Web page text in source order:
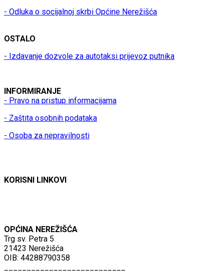
- Odluka o socijalnoj skrbi Općine Nerežišća
OSTALO
- Izdavanje dozvole za autotaksi prijevoz putnika
INFORMIRANJE
- Pravo na pristup informacijama
- Zaštita osobnih podataka
- Osoba za nepravilnosti
KORISNI LINKOVI
OPĆINA NEREŽIŠĆA
Trg sv. Petra 5
21423 Nerežišća
OIB: 44288790358